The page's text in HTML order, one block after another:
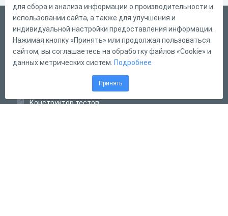
Русский
Справка
Форма обратной связи
Конструктор тестов
для сбора и анализа информации о производительности и
использовании сайта, а также для улучшения и
индивидуальной настройки предоставления информации.
Нажимая кнопку «Принять» или продолжая пользоваться
сайтом, вы соглашаетесь на обработку файлов «Cookie» и
данных метрических систем. Подробнее
Принять